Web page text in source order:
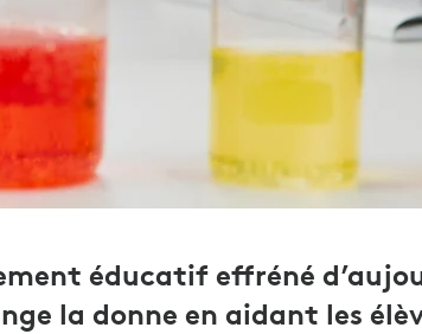
éducatif effréné
la donne en aidant les